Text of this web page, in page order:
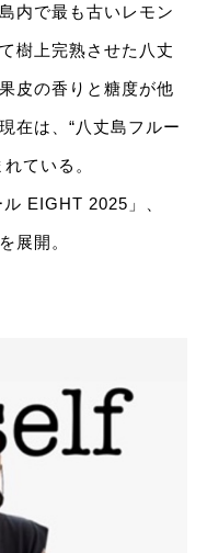
内で最も古いレモン
樹上完熟させた八丈
皮の香りと糖度が他
在は、“八丈島フルー
ている。
EIGHT 2025」、
展開。